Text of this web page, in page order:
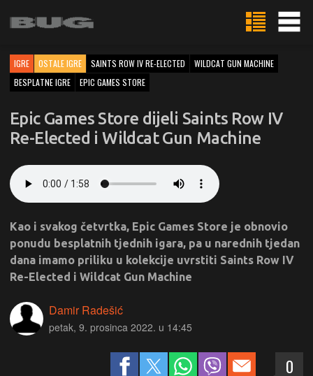
IGRE OSTALE IGRE SAINTS ROW IV RE-ELECTED
WILDCAT GUN MACHINE
BESPLATNE IGRE
EPIC GAMES STORE
Epic Games Store dijeli Saints Row IV
Re-Elected i Wildcat Gun Machine
Kao i svakog četvrtka, Epic Games Store je obnovio
ponudu besplatnih tjednih igara, pa u narednih tjedan
dana imamo priliku u kolekcije uvrstiti Saints Row IV
Re-Elected i Wildcat Gun Machine
Damir Radešić
petak, 9. prosinca 2022. u 14:45
0